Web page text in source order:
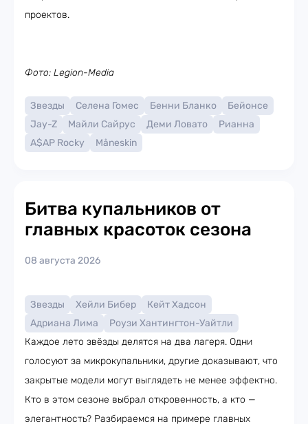
проектов.
Фото: Legion-Media
Звезды Селена Гомес Бенни Бланко
Бейонсе
Jay-Z
Майли Сайрус Деми Ловато
Рианна
A$AP Rocky
Måneskin
Битва купальников от
главных красоток сезона
08 августа 2026
Звезды Хейли Бибер
Кейт Хадсон
Адриана Лима
Роузи Хантингтон-Уайтли
Каждое лето звёзды делятся на два лагеря. Одни
голосуют за микрокупальники, другие доказывают, что
закрытые модели могут выглядеть не менее эффектно.
Кто в этом сезоне выбрал откровенность, а кто —
элегантность? Разбираемся на примере главных